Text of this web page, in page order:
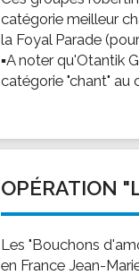
catégorie meilleur
la Foyal Parade
▪A noter qu'Otantik
catégorie "chant" au
OPÉRATION
Les "Bouchons
en France Jean-